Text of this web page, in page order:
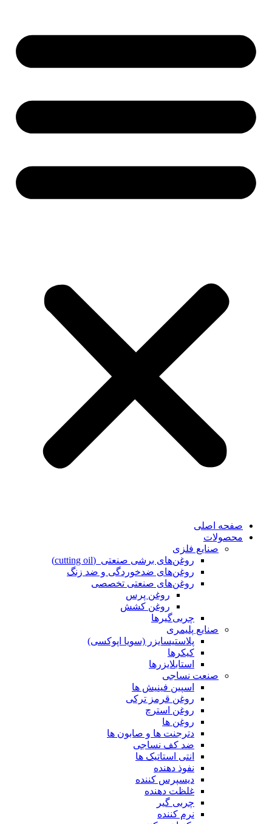
صفحه اصلی
محصولات
صنایع فلزی
روغن‌های برشی صنعتی (cutting oil)
روغن‌های ضدخوردگی و ضد زنگ
روغن‌های صنعتی تخصصی
روغن پرس
روغن کشش
چربی‌گیرها
صنایع پلیمری
پلاستیسایزر (سویا اپوکسی)
کیکرها
استابلایزرها
صنعت نساجی
اسپین فینیش ها
روغن قرمز ترکی
روغن استرچ
روغن ها
دترجنت ها و صابون ها
ضد کف نساجی
انتی استاتیک ها
نفوذ دهنده
دیسپرس کننده
غلظت دهنده
چربی گیر
نرم کننده